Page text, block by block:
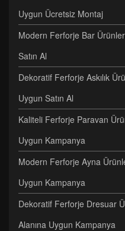
Uygun Ücretsiz Montaj
Modern Ferforje Bar
Satın Al
Dekoratif Ferforje Askılık
Uygun Satın Al
Kaliteli Ferforje Paravan
Uygun Kampanya
Modern Ferforje Ayna
Uygun Kampanya
Dekoratif Ferforje Dresuar
Alanına Uygun Kampanya